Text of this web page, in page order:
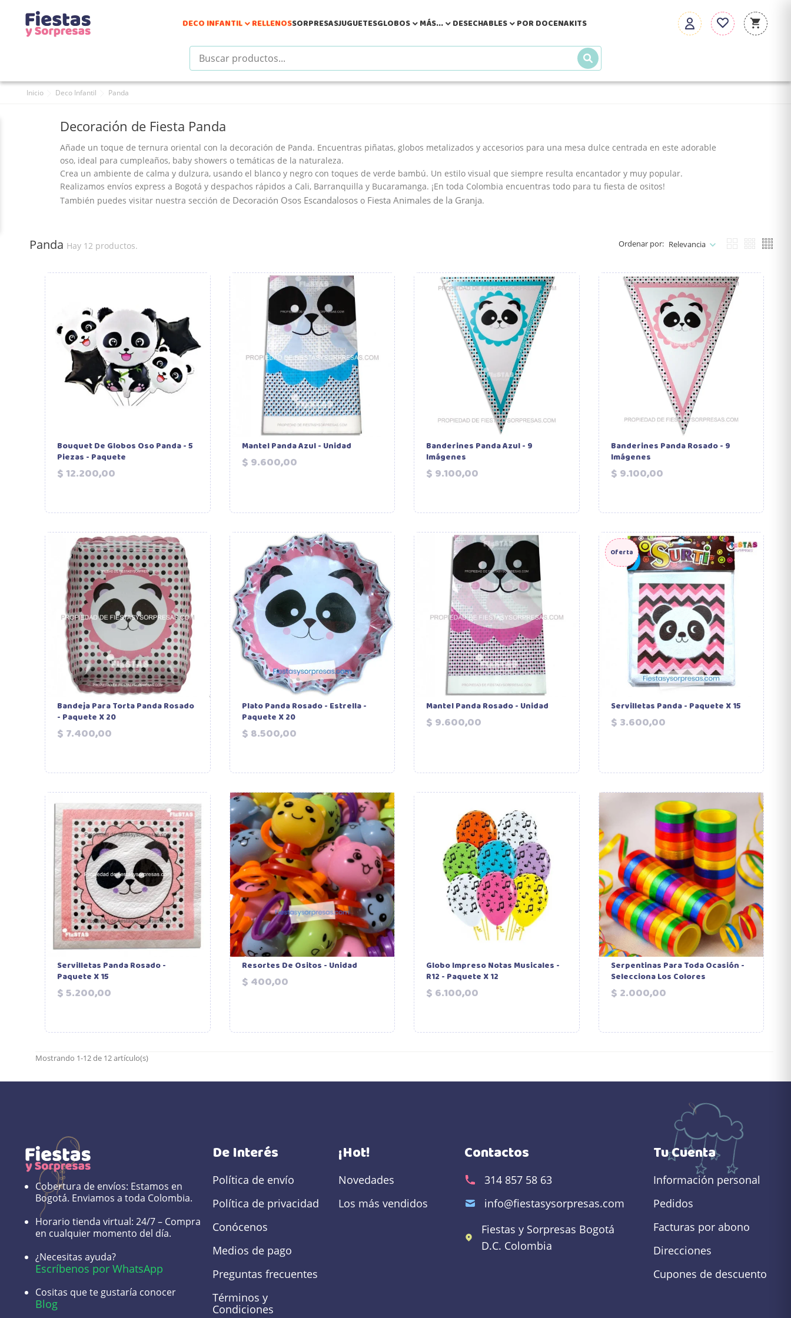
DECO INFANTILRELLENOSSORPRESASJUGUETESGLOBOS  MÁS...  DESECHABLES  POR DOCENAKITS
Inicio Deco Infantil Panda
Decoración de Fiesta Panda
Añade un toque de ternura oriental con la decoración de Panda. Encuentras piñatas, globos metalizados y accesorios para una mesa dulce centrada en este adorable
oso, ideal para cumpleaños, baby showers o temáticas de la naturaleza.
Crea un ambiente de calma y dulzura, usando el blanco y negro con toques de verde bambú. Un estilo visual que siempre resulta encantador y muy popular.
Realizamos envíos express a Bogotá y despachos rápidos a Cali, Barranquilla y Bucaramanga. ¡En toda Colombia encuentras todo para tu fiesta de ositos!
También puedes visitar nuestra sección de Decoración Osos Escandalosos o Fiesta Animales de la Granja.
Panda Hay 12 productos. Ordenar por: Relevancia
Bouquet De Globos Oso Panda - 5
Piezas - Paquete
$ 12.200,00
Mantel Panda Azul - Unidad
$ 9.600,00Precio
Banderines Panda Azul - 9
Imágenes
$ 9.100,00
Banderines Panda Rosado - 9
Imágenes
$ 9.100,00Precio
Bandeja Para Torta Panda Rosado
- Paquete X 20
$ 7.400,00
Plato Panda Rosado - Estrella -
Paquete X 20
$ 8.500,00Precio
Mantel Panda Rosado - Unidad
$ 9.600,00
Oferta
Servilletas Panda - Paquete X 15
$ 3.600,00Precio
Servilletas Panda Rosado -
Paquete X 15
$ 5.200,00
Resortes De Ositos - Unidad
$ 400,00Precio
Globo Impreso Notas Musicales -
R12 - Paquete X 12
$ 6.100,00
Serpentinas Para Toda Ocasión -
Selecciona Los Colores
$ 2.000,00Precio
Mostrando 1-12 de 12 artículo(s)
Cobertura de envíos: Estamos en
Bogotá. Enviamos a toda Colombia.
Horario tienda virtual: 24/7 – Compra
en cualquier momento del día.
¿Necesitas ayuda?
Escríbenos por WhatsApp
Cositas que te gustaría conocer
Blog
De Interés
Política de envío
Política de privacidad
Conócenos
Medios de pago
Preguntas frecuentes
Términos y
Condiciones
¡Hot!
Novedades
Los más vendidos
Contactos
314 857 58 63
info@fiestasysorpresas.com
Fiestas y Sorpresas Bogotá
D.C. Colombia
Tu Cuenta
Información personal
Pedidos
Facturas por abono
Direcciones
Cupones de descuento